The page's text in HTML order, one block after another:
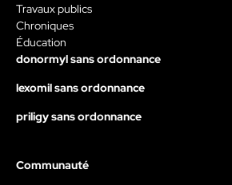
Travaux publics
Chroniques
Éducation
donormyl sans ordonnance
lexomil sans ordonnance
priligy sans ordonnance
Communauté